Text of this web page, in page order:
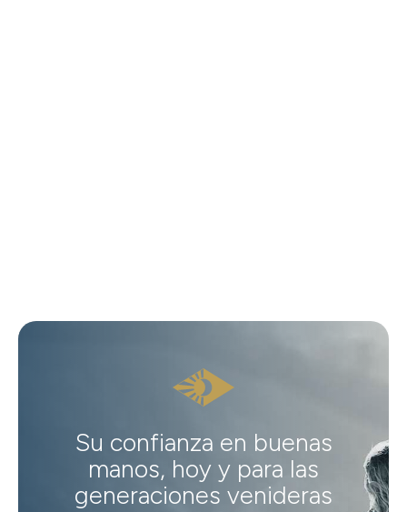
Su confianza en buenas
manos, hoy y para las
generaciones venideras